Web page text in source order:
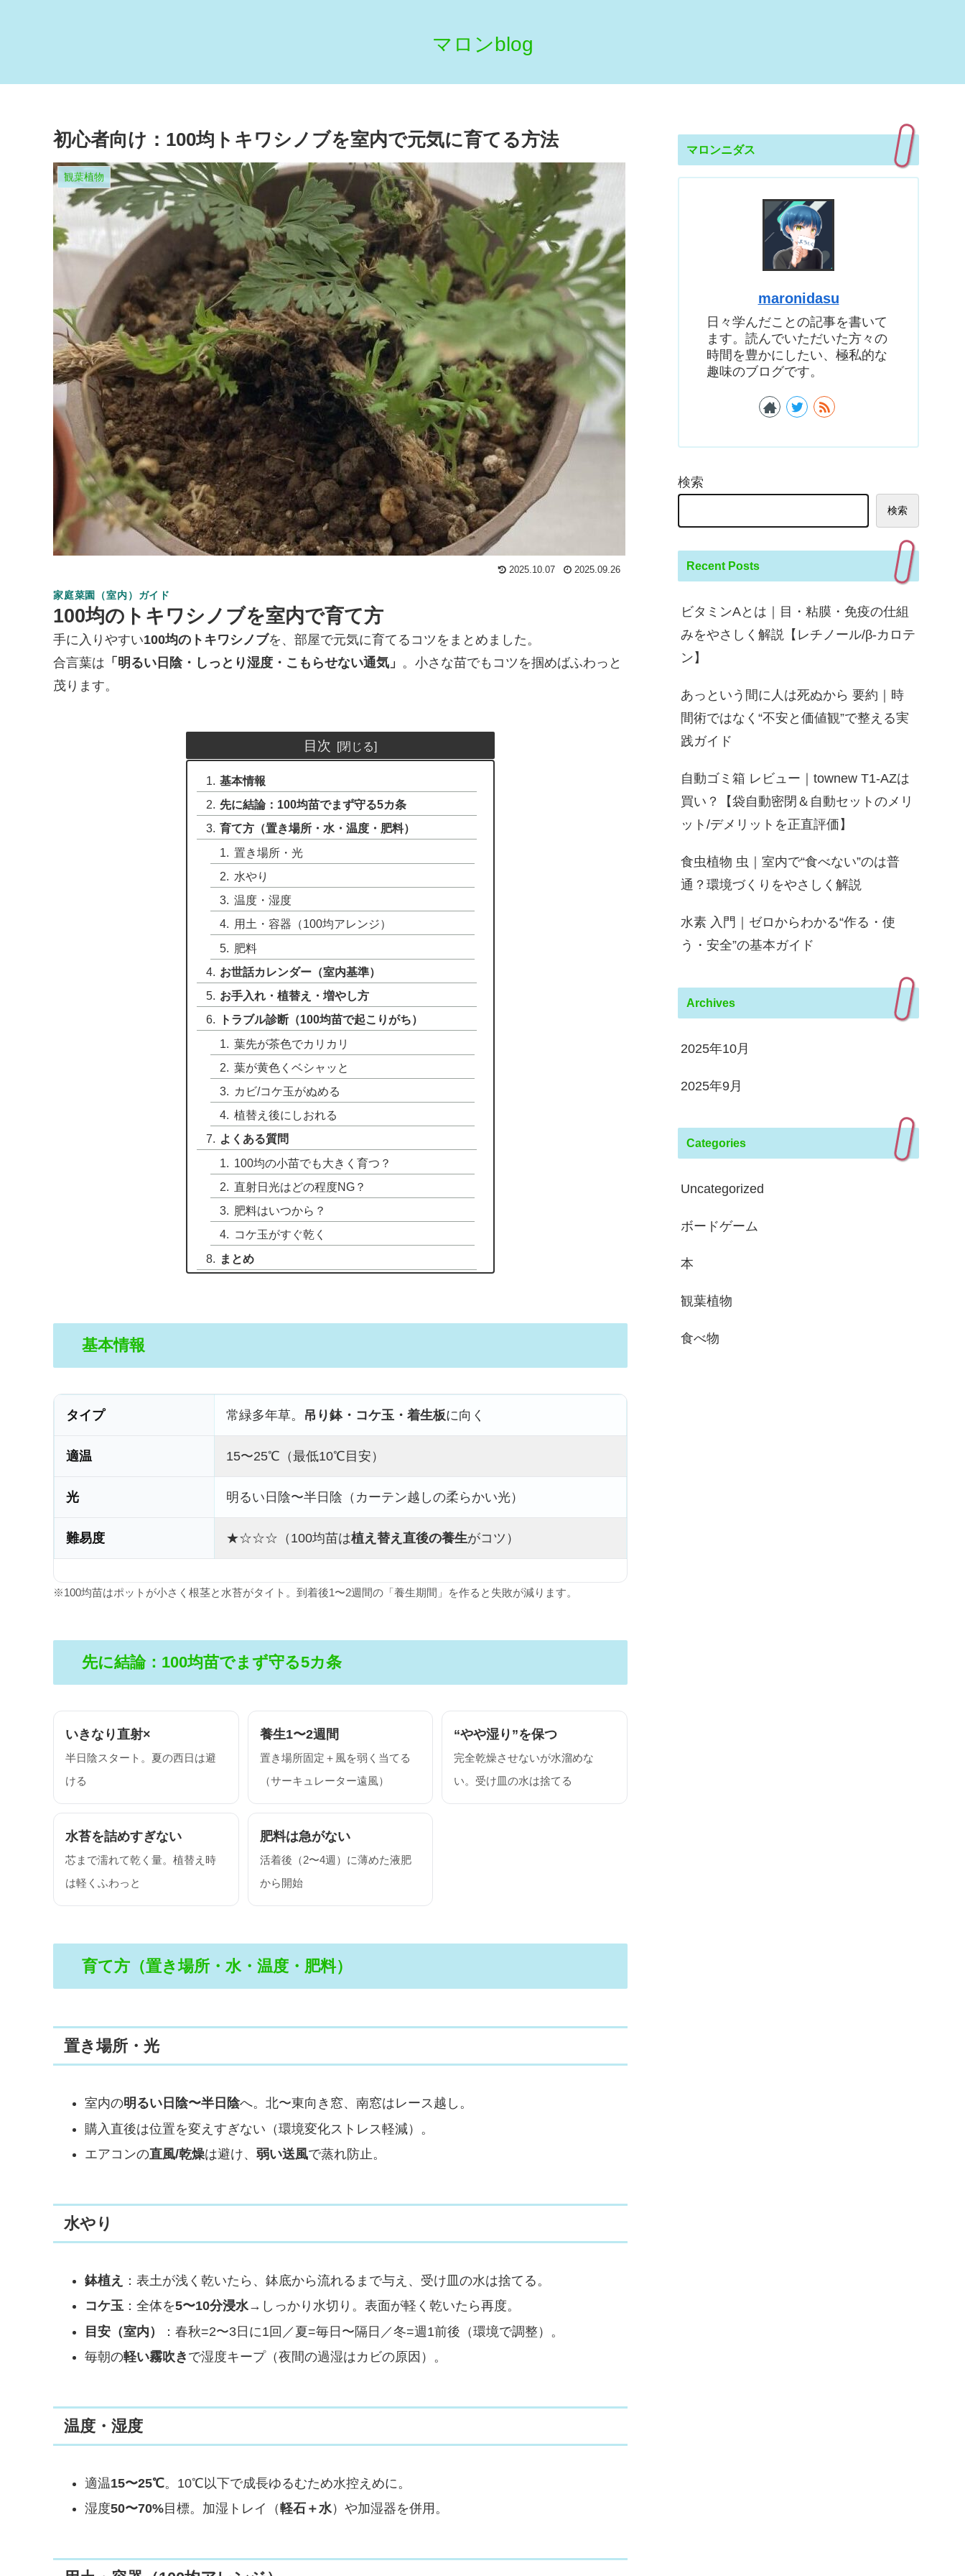
マロンblog
初心者向け：100均トキワシノブを室内で元気に育てる方法
観葉植物
2025.10.07 2025.09.26
家庭菜園（室内）ガイド
100均のトキワシノブを室内で育て方
手に入りやすい100均のトキワシノブを、部屋で元気に育てるコツをまとめました。
合言葉は 「明るい日陰・しっとり湿度・こもらせない通気」 。小さな苗でもコツを掴めばふわっと
茂ります。
目次
基本情報
先に結論：100均苗でまず守る5カ条
育て方（置き場所・水・温度・肥料）
置き場所・光
水やり
温度・湿度
用土・容器（100均アレンジ）
肥料
お世話カレンダー（室内基準）
お手入れ・植替え・増やし方
トラブル診断（100均苗で起こりがち）
葉先が茶色でカリカリ
葉が黄色くベシャッと
カビ/コケ玉がぬめる
植替え後にしおれる
よくある質問
100均の小苗でも大きく育つ？
直射日光はどの程度NG？
肥料はいつから？
コケ玉がすぐ乾く
まとめ
基本情報
タイプ 常緑多年草。 吊り鉢・コケ玉・着生板に向く
適温 15〜25℃（最低10℃目安）
光 明るい日陰〜半日陰（カーテン越しの柔らかい光）
難易度 ★☆☆☆（100均苗は植え替え直後の養生がコツ）
※100均苗はポットが小さく根茎と水苔がタイト。到着後1〜2週間の「養生期間」を作ると失敗が減ります。
先に結論：100均苗でまず守る5カ条
いきなり直射×
半日陰スタート。夏の西日は避
ける
養生1〜2週間
置き場所固定＋風を弱く当てる
（サーキュレーター遠風）
“やや湿り”を保つ
完全乾燥させないが水溜めな
い。受け皿の水は捨てる
水苔を詰めすぎない
芯まで濡れて乾く量。植替え時
は軽くふわっと
肥料は急がない
活着後（2〜4週）に薄めた液肥
から開始
育て方（置き場所・水・温度・肥料）
置き場所・光
室内の明るい日陰〜半日陰へ。北〜東向き窓、南窓はレース越し。
購入直後は位置を変えすぎない（環境変化ストレス軽減）。
エアコンの直風/乾燥は避け、 弱い送風で蒸れ防止。
水やり
鉢植え
：表土が浅く乾いたら、鉢底から流れるまで与え、受け皿の水は捨てる。
コケ玉：全体を5〜10分浸水→しっかり水切り。表面が軽く乾いたら再度。
目安（室内）
：春秋=2〜3日に1回／夏=毎日〜隔日／冬=週1前後（環境で調整）。
毎朝の軽い霧吹き で湿度キープ（夜間の過湿はカビの原因）。
温度・湿度
適温15〜25℃。10℃以下で成長ゆるむため水控えめに。
湿度50〜70%目標。加湿トレイ（軽石＋水）や加湿器を併用。
マロンニダス
maronidasu
日々学んだことの記事を書いて
ます。読んでいただいた方々の
時間を豊かにしたい、極私的な
趣味のブログです。
検索
検索
Recent Posts
ビタミンAとは｜目・粘膜・免疫の仕組
みをやさしく解説【レチノール/β-カロテ
ン】
あっという間に人は死ぬから 要約｜時
間術ではなく“不安と価値観”で整える実
践ガイド
自動ゴミ箱 レビュー｜townew T1-AZは
買い？【袋自動密閉＆自動セットのメリ
ット/デメリットを正直評価】
食虫植物 虫｜室内で“食べない”のは普
通？環境づくりをやさしく解説
水素 入門｜ゼロからわかる“作る・使
う・安全”の基本ガイド
Archives
2025年10月
2025年9月
Categories
Uncategorized
ボードゲーム
本
観葉植物
食べ物